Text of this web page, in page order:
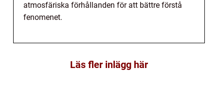
atmosfäriska förhållanden för att bättre förstå
fenomenet.
Läs fler inlägg här